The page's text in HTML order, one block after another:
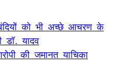
को भी अच्छे आचरण के
डॉ. यादव
की जमानत याचिका